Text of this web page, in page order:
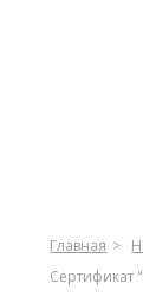
Главная
Сертификат